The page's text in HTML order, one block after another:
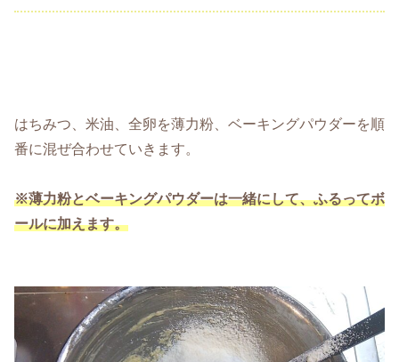
はちみつ、米油、全卵を薄力粉、ベーキングパウダーを順
番に混ぜ合わせていきます。
※薄力粉とベーキングパウダーは一緒にして、ふるってボ
ールに加えます。